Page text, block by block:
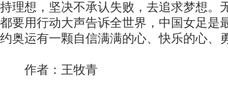
持理想，坚决不承认失败，去追求梦想。
都要用行动大声告诉全世界，中国女足是
约奥运有一颗自信满满的心、快乐的心、
作者：王牧青